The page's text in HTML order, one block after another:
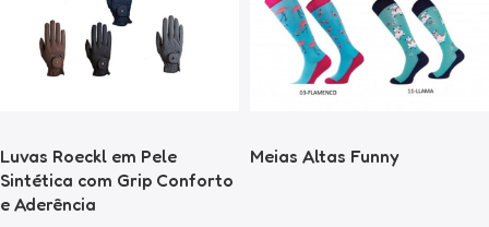
Luvas Roeckl em Pele
Sintética com Grip Conforto
e Aderência
Meias Altas Funny